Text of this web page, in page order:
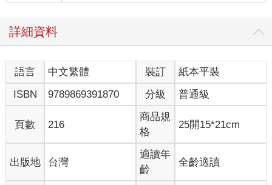
我們的皮膚上有兩種感受體（Receptor），一種是把資訊傳送到
什麼地方被碰觸了，是什麼樣的東西在碰觸我、它的力道如何；
另一種感受體則把訊息傳送到大腦的社交部位，激發荷爾蒙如激
乳素（Oxytosin，又叫「催產素」），使人感到快樂並壓低血
壓。
所以哭泣的嬰兒被抱起來輕拍時，常常會停止哭，把頭靠在大人
肩膀上，這是他心情舒緩的一個表現。目前並沒有任何證據證明
小時候被抱的、需求被滿足的孩子個性軟弱，不能獨立生活，沒
有男子氣概，反而是少數僅有的實驗指出這種孩子比較有安全
溫柔的聲音及擁抱，是孩子安全感來源
詳細資料
語言 中文繁體 裝訂
紙本平裝
ISBN
9789869391870 分級 普通級
頁數 216
商品規
格
25開15*21cm
出版地 台灣
適讀年
齡
全齡適讀